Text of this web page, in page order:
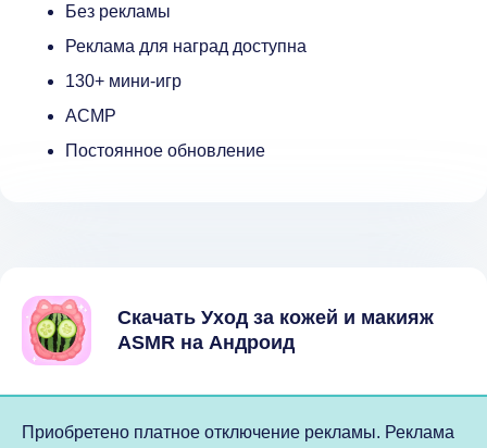
Без рекламы
Реклама для наград доступна
130+ мини-игр
АСМР
Постоянное обновление
Скачать Уход за кожей и макияж
ASMR на Андроид
Приобретено платное отключение рекламы. Реклама